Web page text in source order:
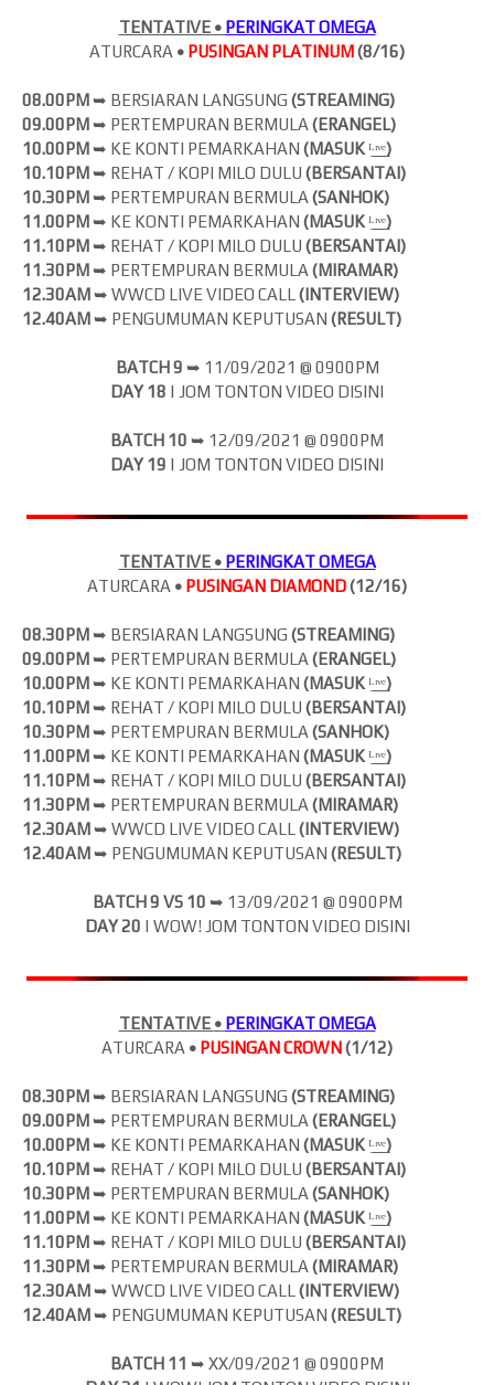
TENTATIVE • PERINGKAT OMEGA
ATURCARA • PUSINGAN PLATINUM(8/16)
08.00PM➥ BERSIARAN LANGSUNG (STREAMING)
09.00PM➥ PERTEMPURAN BERMULA (ERANGEL)
10.00PM➥ KE KONTI PEMARKAHAN (MASUKᴸ̲ᶦ̲ᵛ̲ᵉ̲)
10.10PM➥ REHAT / KOPI MILO DULU (BERSANTAI)
10.30PM➥ PERTEMPURAN BERMULA (SANHOK)
11.00PM➥ KE KONTI PEMARKAHAN (MASUKᴸ̲ᶦ̲ᵛ̲ᵉ̲)
11.10PM➥ REHAT / KOPI MILO DULU (BERSANTAI)
11.30PM➥ PERTEMPURAN BERMULA (MIRAMAR)
12.30AM➥ WWCD LIVE VIDEO CALL (INTERVIEW)
12.40AM➥ PENGUMUMAN KEPUTUSAN (RESULT)
BATCH 9 ➥ 11/09/2021 @ 0900PM
DAY 18 | JOM TONTON VIDEO DISINI
BATCH 10 ➥ 12/09/2021 @ 0900PM
DAY 19 | JOM TONTON VIDEO DISINI
TENTATIVE • PERINGKAT OMEGA
ATURCARA • PUSINGAN DIAMOND(12/16)
08.30PM➥ BERSIARAN LANGSUNG (STREAMING)
09.00PM➥ PERTEMPURAN BERMULA (ERANGEL)
10.00PM➥ KE KONTI PEMARKAHAN (MASUKᴸ̲ᶦ̲ᵛ̲ᵉ̲)
10.10PM➥ REHAT / KOPI MILO DULU (BERSANTAI)
10.30PM➥ PERTEMPURAN BERMULA (SANHOK)
11.00PM➥ KE KONTI PEMARKAHAN (MASUKᴸ̲ᶦ̲ᵛ̲ᵉ̲)
11.10PM➥ REHAT / KOPI MILO DULU (BERSANTAI)
11.30PM➥ PERTEMPURAN BERMULA (MIRAMAR)
12.30AM➥ WWCD LIVE VIDEO CALL (INTERVIEW)
12.40AM➥ PENGUMUMAN KEPUTUSAN (RESULT)
BATCH 9 VS 10 ➥ 13/09/2021 @ 0900PM
DAY 20 | WOW! JOM TONTON VIDEO DISINI
TENTATIVE • PERINGKAT OMEGA
ATURCARA • PUSINGAN CROWN(1/12)
08.30PM➥ BERSIARAN LANGSUNG (STREAMING)
09.00PM➥ PERTEMPURAN BERMULA (ERANGEL)
10.00PM➥ KE KONTI PEMARKAHAN (MASUKᴸ̲ᶦ̲ᵛ̲ᵉ̲)
10.10PM➥ REHAT / KOPI MILO DULU (BERSANTAI)
10.30PM➥ PERTEMPURAN BERMULA (SANHOK)
11.00PM➥ KE KONTI PEMARKAHAN (MASUKᴸ̲ᶦ̲ᵛ̲ᵉ̲)
11.10PM➥ REHAT / KOPI MILO DULU (BERSANTAI)
11.30PM➥ PERTEMPURAN BERMULA (MIRAMAR)
12.30AM➥ WWCD LIVE VIDEO CALL (INTERVIEW)
12.40AM➥ PENGUMUMAN KEPUTUSAN (RESULT)
BATCH 11 ➥ XX/09/2021 @ 0900PM